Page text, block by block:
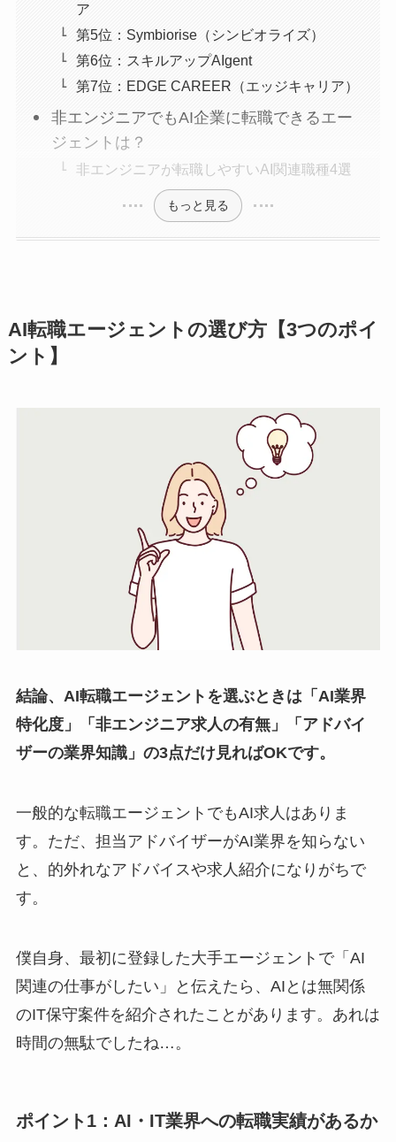
ア
第5位：Symbiorise（シンビオライズ）
第6位：スキルアップAIgent
第7位：EDGE CAREER（エッジキャリア）
非エンジニアでもAI企業に転職できるエー
ジェントは？
非エンジニアが転職しやすいAI関連職種4選
もっと見る
AI転職エージェントの選び方【3つのポイ
ント】
結論、AI転職エージェントを選ぶときは「AI業界
特化度」「非エンジニア求人の有無」「アドバイ
ザーの業界知識」の3点だけ見ればOKです。
一般的な転職エージェントでもAI求人はありま
す。ただ、担当アドバイザーがAI業界を知らない
と、的外れなアドバイスや求人紹介になりがちで
す。
僕自身、最初に登録した大手エージェントで「AI
関連の仕事がしたい」と伝えたら、AIとは無関係
のIT保守案件を紹介されたことがあります。あれは
時間の無駄でしたね…。
ポイント1：AI・IT業界への転職実績があるか